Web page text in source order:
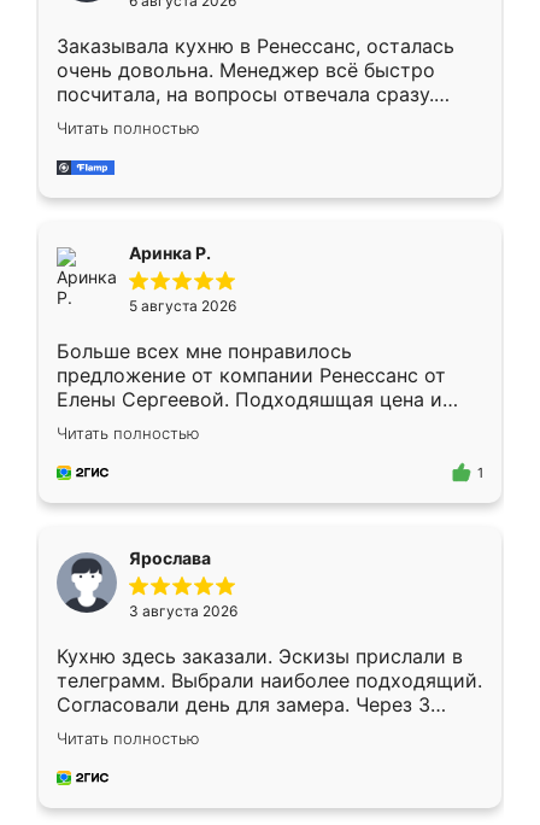
мебели буду заказывать только здесь.
Заказывала кухню в Ренессанс, осталась
очень довольна. Менеджер всё быстро
посчитала, на вопросы отвечала сразу.
Замерщик приехал в субботу, подошёл к
делу со всей ответственностью. Собрали
за день, ребята работали аккуратно, даже
Читать полностью
Аринка Р.
5 августа 2026
Больше всех мне понравилось
предложение от компании Ренессанс от
Елены Сергеевой. Подходяшщая цена и
короткие сроки изготовления. Приехавший
для замера сотрудник Владислав
предложил по моему эскизу самый
Читать полностью
1
Ярослава
3 августа 2026
Кухню здесь заказали. Эскизы прислали в
телеграмм. Выбрали наиболее подходящий.
Согласовали день для замера. Через 3
недели кухня была уже готова. Остались
довольны работой. Спасибо Ренессанс
мебель за качественную работу!
Читать полностью